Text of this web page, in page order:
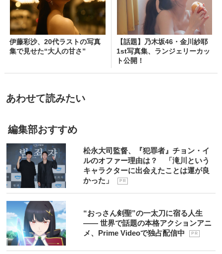
伊藤彩沙、20代ラストの写真
集で見せた“大人の甘さ”
【話題】乃木坂46・金川紗耶
1st写真集、ランジェリーカッ
ト公開！
あわせて読みたい
編集部おすすめ
松永大司監督、『犯罪者』チョン・イ
ルのオファー理由は？ 「滝川という
キャラクターに出会えたことは運が良
かった」
P R
“おっさん剣聖”の一太刀に宿る人生
―― 世界で話題の本格アクションアニ
メ、Prime Videoで独占配信中
P R